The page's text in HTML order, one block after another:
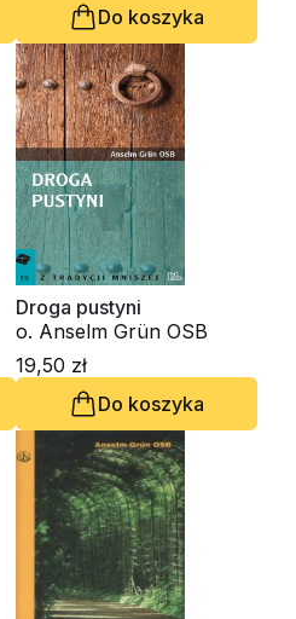
Do koszyka
Droga pustyni
o. Anselm Grün OSB
19,50 zł
Do koszyka